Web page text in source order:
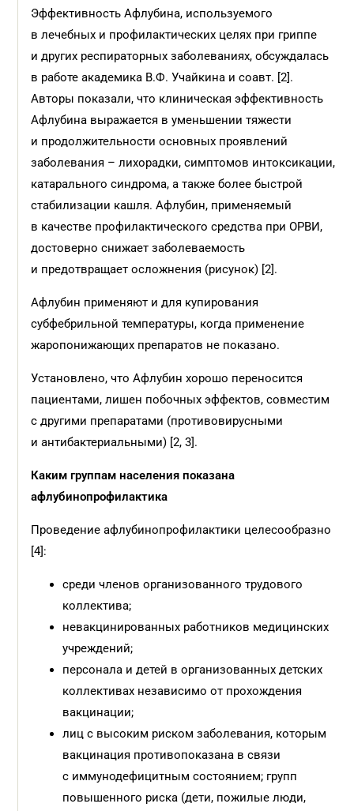
Эффективность Афлубина, используемого
в лечебных и профилактических целях при гриппе
и других респираторных заболеваниях, обсуждалась
в работе академика В.Ф. Учайкина и соавт. [2].
Авторы показали, что клиническая эффективность
Афлубина выражается в уменьшении тяжести
и продолжительности основных проявлений
заболевания – лихорадки, симптомов интоксикации,
катарального синдрома, а также более быстрой
стабилизации кашля. Афлубин, применяемый
в качестве профилактического средства при ОРВИ,
достоверно снижает заболеваемость
и предотвращает осложнения (рисунок) [2].
Афлубин применяют и для купирования
субфебрильной температуры, когда применение
жаропонижающих препаратов не показано.
Установлено, что Афлубин хорошо переносится
пациентами, лишен побочных эффектов, совместим
с другими препаратами (противовирусными
и антибактериальными) [2, 3].
Каким группам населения показана
афлубинопрофилактика
Проведение афлубинопрофилактики целесообразно
[4]:
среди членов организованного трудового
коллектива;
невакцинированных работников медицинских
учреждений;
персонала и детей в организованных детских
коллективах независимо от прохождения
вакцинации;
лиц с высоким риском заболевания, которым
вакцинация противопоказана в связи
с иммунодефицитным состоянием; групп
повышенного риска (дети, пожилые люди,